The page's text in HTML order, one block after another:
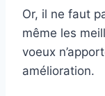
Or, il ne faut
même les
voeux
amélioration.